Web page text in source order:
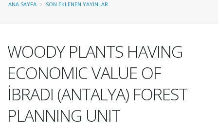
ANA SAYFA SON EKLENEN YAYINLAR
WOODY PLANTS HAVING
ECONOMIC VALUE OF
İBRADI (ANTALYA) FOREST
PLANNING UNIT